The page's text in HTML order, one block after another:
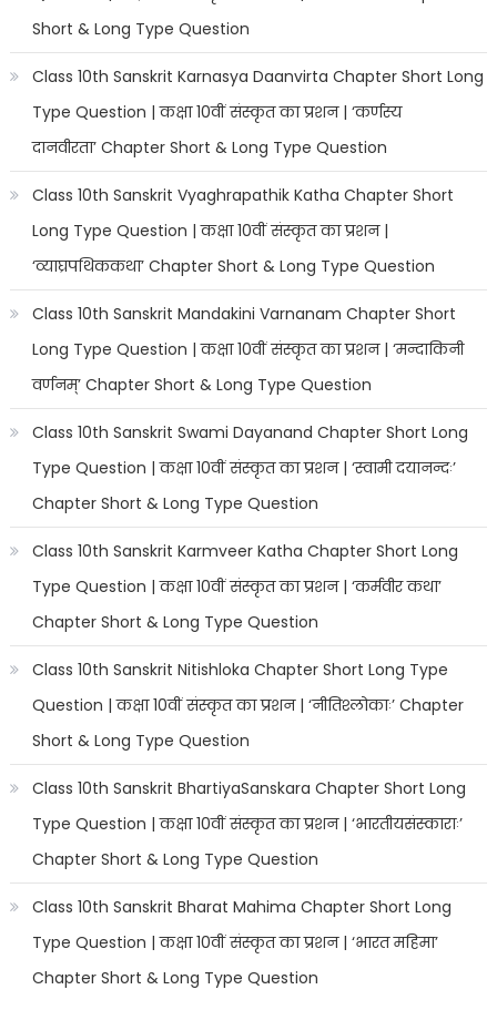
Short & Long Type Question
Class 10th Sanskrit Karnasya Daanvirta Chapter Short Long
Type Question | कक्षा 10वीं संस्कृत का प्रशन | ‘कर्णस्य
दानवीरता’ Chapter Short & Long Type Question
Class 10th Sanskrit Vyaghrapathik Katha Chapter Short
Long Type Question | कक्षा 10वीं संस्कृत का प्रशन |
‘व्याघ्रपथिककथा’ Chapter Short & Long Type Question
Class 10th Sanskrit Mandakini Varnanam Chapter Short
Long Type Question | कक्षा 10वीं संस्कृत का प्रशन | ‘मन्दाकिनी
वर्णनम्’ Chapter Short & Long Type Question
Class 10th Sanskrit Swami Dayanand Chapter Short Long
Type Question | कक्षा 10वीं संस्कृत का प्रशन | ‘स्वामी दयानन्दः’
Chapter Short & Long Type Question
Class 10th Sanskrit Karmveer Katha Chapter Short Long
Type Question | कक्षा 10वीं संस्कृत का प्रशन | ‘कर्मवीर कथा’
Chapter Short & Long Type Question
Class 10th Sanskrit Nitishloka Chapter Short Long Type
Question | कक्षा 10वीं संस्कृत का प्रशन | ‘नीतिश्लोकाः’ Chapter
Short & Long Type Question
Class 10th Sanskrit BhartiyaSanskara Chapter Short Long
Type Question | कक्षा 10वीं संस्कृत का प्रशन | ‘भारतीयसंस्काराः’
Chapter Short & Long Type Question
Class 10th Sanskrit Bharat Mahima Chapter Short Long
Type Question | कक्षा 10वीं संस्कृत का प्रशन | ‘भारत महिमा’
Chapter Short & Long Type Question